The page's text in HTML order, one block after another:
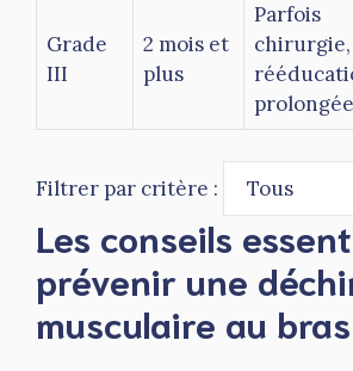
Grade
III
2 mois et
plus
Parfois
chirurgie,
prolongée
Filtrer par critère :
Les conseils
prévenir une
musculaire au bras